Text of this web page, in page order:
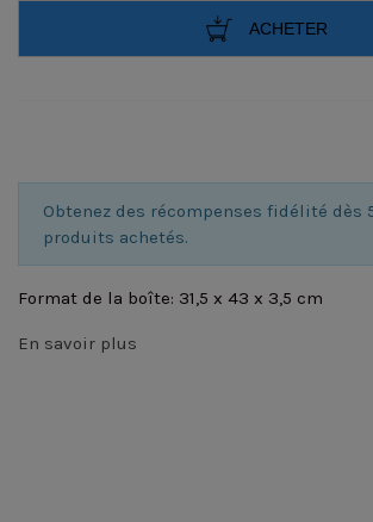
ACHETER
Obtenez des récompenses fidélité dès
produits achetés.
Format de la boîte: 31,5 x 43 x 3,5 cm
En savoir plus